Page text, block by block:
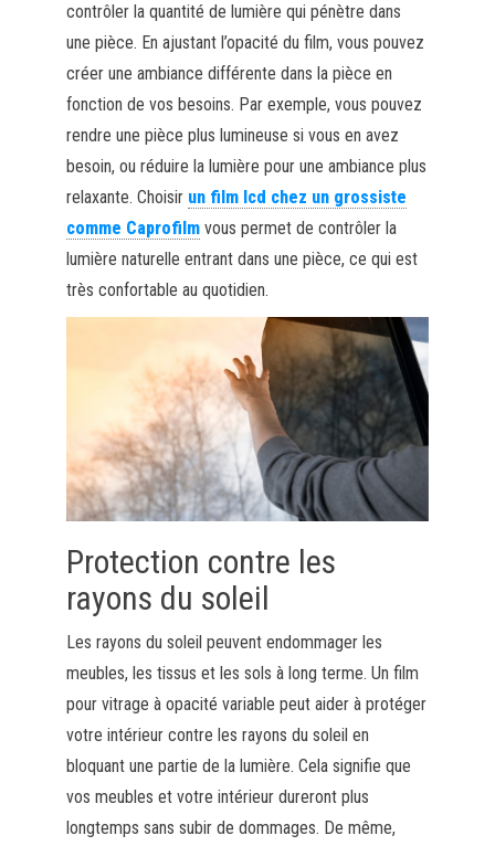
contrôler la quantité de lumière qui pénètre dans
une pièce. En ajustant l’opacité du film, vous pouvez
créer une ambiance différente dans la pièce en
fonction de vos besoins. Par exemple, vous pouvez
rendre une pièce plus lumineuse si vous en avez
besoin, ou réduire la lumière pour une ambiance plus
relaxante. Choisir un film lcd chez un grossiste
comme Caprofilmvous permet de contrôler la
lumière naturelle entrant dans une pièce, ce qui est
très confortable au quotidien.
Protection contre les
rayons du soleil
Les rayons du soleil peuvent endommager les
meubles, les tissus et les sols à long terme. Un film
pour vitrage à opacité variable peut aider à protéger
votre intérieur contre les rayons du soleil en
bloquant une partie de la lumière. Cela signifie que
vos meubles et votre intérieur dureront plus
longtemps sans subir de dommages. De même,